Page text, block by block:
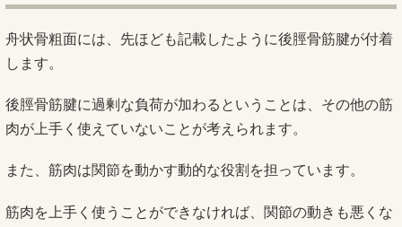
舟状骨粗面には、先ほども記載したように後脛骨筋腱が付着
します。
後脛骨筋腱に過剰な負荷が加わるということは、その他の筋
肉が上手く使えていないことが考えられます。
また、筋肉は関節を動かす動的な役割を担っています。
筋肉を上手く使うことができなければ、関節の動きも悪くな